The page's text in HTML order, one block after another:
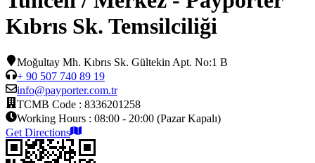
Kıbrıs Sk. Temsilciliği
Moğultay Mh. Kıbrıs Sk. Gültekin Apt. No:1 B
+ 90 507 740 89 19
info@payporter.com.tr
TCMB Code : 8336201258
Working Hours : 08:00 - 20:00 (Pazar Kapalı)
Get Directions